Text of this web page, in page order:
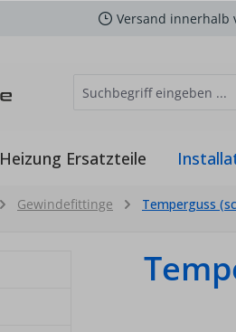
Versand innerhalb
Heizung Ersatzteile
Gewindefittinge Temperguss